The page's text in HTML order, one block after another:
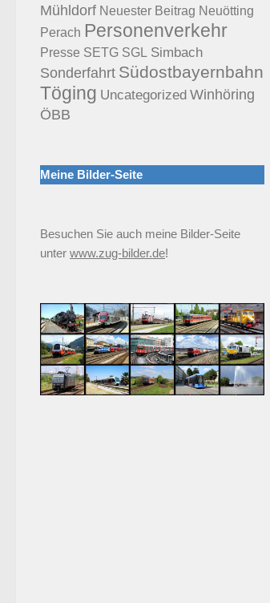
Mühldorf Neuester Beitrag Neuötting
Perach Personenverkehr
Presse SETG SGL Simbach
Sonderfahrt Südostbayernbahn
Töging Uncategorized Winhöring
ÖBB
Meine Bilder-Seite
Besuchen Sie auch meine Bilder-Seite
unter www.zug-bilder.de!